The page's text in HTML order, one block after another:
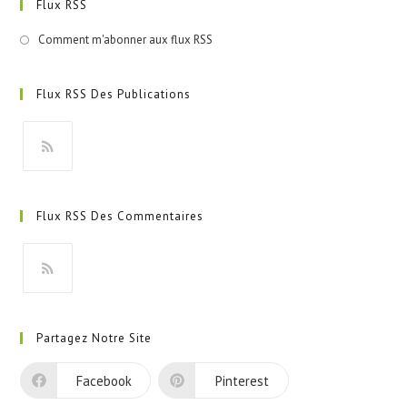
Flux RSS
Comment m'abonner aux flux RSS
Flux RSS Des Publications
un
onglet
Flux RSS Des Commentaires
un
nouvel
Partagez Notre Site
Facebook Pinterest